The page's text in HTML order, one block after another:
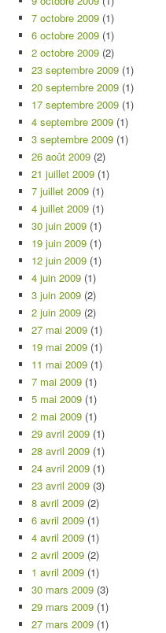
7 octobre 2009 (1)
6 octobre 2009 (1)
2 octobre 2009 (2)
23 septembre 2009 (1)
20 septembre 2009 (1)
17 septembre 2009 (1)
4 septembre 2009 (1)
3 septembre 2009 (1)
26 août 2009 (2)
21 juillet 2009 (1)
7 juillet 2009 (1)
4 juillet 2009 (1)
30 juin 2009 (1)
19 juin 2009 (1)
12 juin 2009 (1)
4 juin 2009 (1)
3 juin 2009 (2)
2 juin 2009 (2)
27 mai 2009 (1)
19 mai 2009 (1)
11 mai 2009 (1)
7 mai 2009 (1)
5 mai 2009 (1)
2 mai 2009 (1)
29 avril 2009 (1)
28 avril 2009 (1)
24 avril 2009 (1)
23 avril 2009 (3)
8 avril 2009 (2)
6 avril 2009 (1)
4 avril 2009 (1)
2 avril 2009 (2)
1 avril 2009 (1)
30 mars 2009 (3)
29 mars 2009 (1)
27 mars 2009 (1)